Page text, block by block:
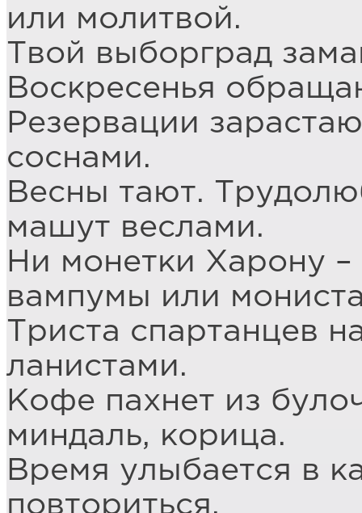
или молитвой.
Твой выборград
Воскресенья
Резервации
соснами.
Весны тают.
машут веслами.
Ни монетки Харону
вампумы или
Триста спартанцев
ланистами.
Кофе пахнет из
миндаль, корица.
Время улыбается в
повториться.